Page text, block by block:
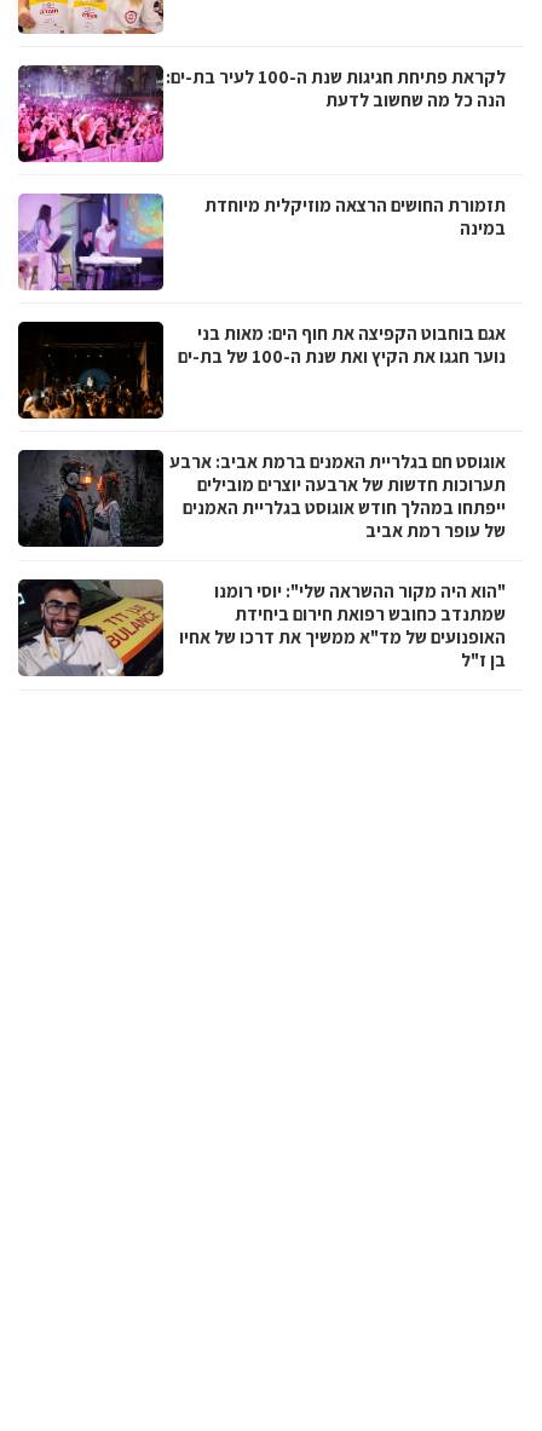
לקראת פתיחת חגיגות שנת ה-100 לעיר בת-ים:
הנה כל מה שחשוב לדעת
תזמורת החושים הרצאה מוזיקלית מיוחדת
במינה
אגם בוחבוט הקפיצה את חוף הים: מאות בני
נוער חגגו את הקיץ ואת שנת ה-100 של בת-ים
אוגוסט חם בגלריית האמנים ברמת אביב: ארבע
תערוכות חדשות של ארבעה יוצרים מובילים
ייפתחו במהלך חודש אוגוסט בגלריית האמנים
של עופר רמת אביב
"הוא היה מקור ההשראה שלי": יוסי רומנו
שמתנדב כחובש רפואת חירום ביחידת
האופנועים של מד"א ממשיך את דרכו של אחיו
בן ז"ל